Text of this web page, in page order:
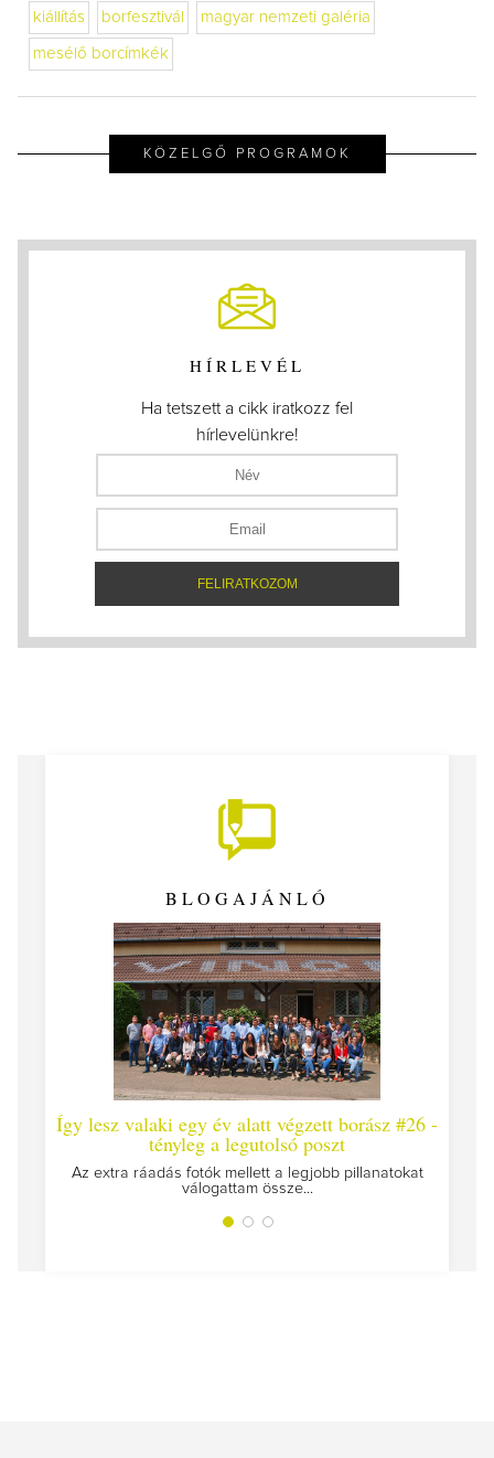
kiállítás borfesztivál magyar nemzeti galéria
mesélő borcímkék
KÖZELGŐ PROGRAMOK
HÍRLEVÉL
Ha tetszett a cikk iratkozz fel
hírlevelünkre!
BLOGAJÁNLÓ
Így lesz valaki egy év alatt végzett borász #26 -
tényleg a legutolsó poszt
Az extra ráadás fotók mellett a legjobb pillanatokat
válogattam össze...